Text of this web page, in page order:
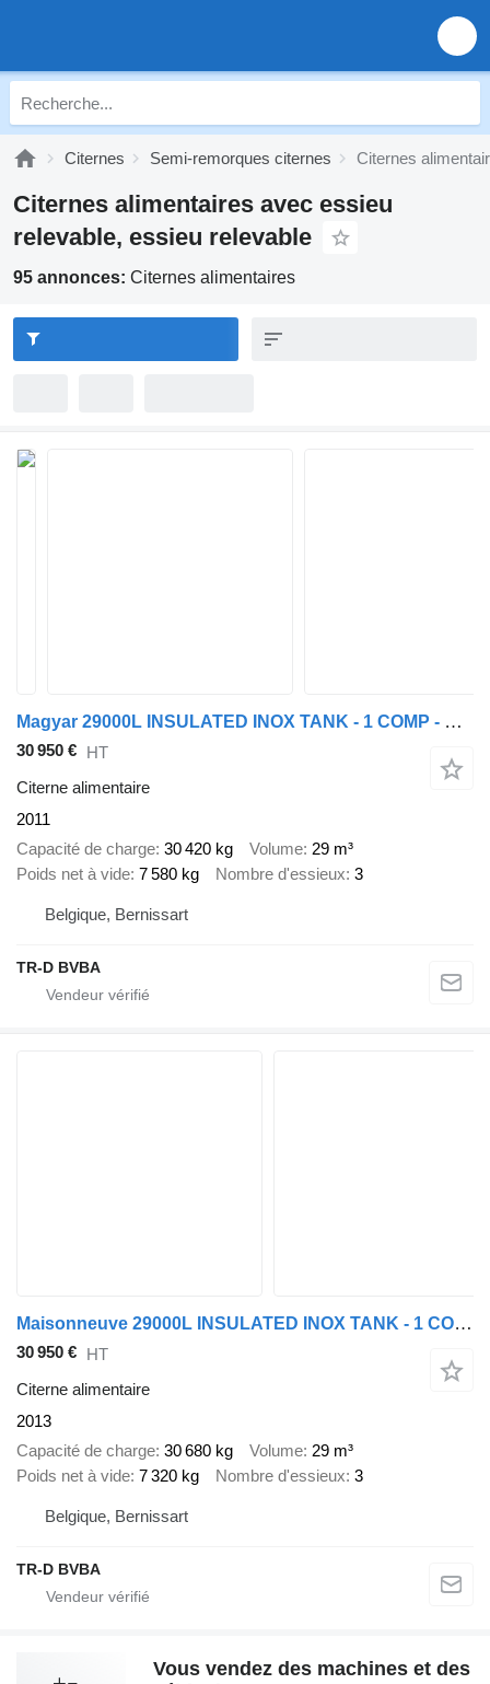
Citernes Semi-remorques citernes Citernes
Citernes alimentaires avec essieu
relevable, essieu relevable
95 annonces: Citernes alimentaires
Magyar 29000L INSULATED INOX TANK - 1 COMP - PUMP
30 950 € HT
Citerne alimentaire
2011
Capacité de charge 30 420 kg Volume 29 m³
Poids net à vide 7 580 kg Nombre d'essieux 3
Belgique, Bernissart
TR-D BVBA
Maisonneuve 29000L INSULATED INOX TANK - 1 COMP - HYDRAULIC PUMP
30 950 € HT
Citerne alimentaire
2013
Capacité de charge 30 680 kg Volume 29 m³
Poids net à vide 7 320 kg Nombre d'essieux 3
Belgique, Bernissart
TR-D BVBA
Vous vendez des machines et des